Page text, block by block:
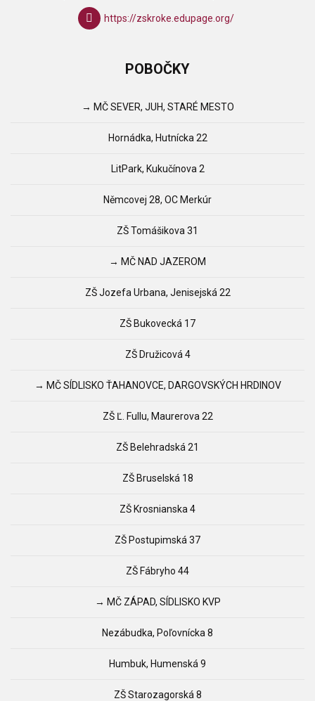
https://zskroke.edupage.org/
POBOČKY
→ MČ SEVER, JUH, STARÉ MESTO
Hornádka, Hutnícka 22
LitPark, Kukučínova 2
Němcovej 28, OC Merkúr
ZŠ Tomášikova 31
→ MČ NAD JAZEROM
ZŠ Jozefa Urbana, Jenisejská 22
ZŠ Bukovecká 17
ZŠ Družicová 4
→ MČ SÍDLISKO ŤAHANOVCE, DARGOVSKÝCH HRDINOV
ZŠ Ľ. Fullu, Maurerova 22
ZŠ Belehradská 21
ZŠ Bruselská 18
ZŠ Krosnianska 4
ZŠ Postupimská 37
ZŠ Fábryho 44
→ MČ ZÁPAD, SÍDLISKO KVP
Nezábudka, Poľovnícka 8
Humbuk, Humenská 9
ZŠ Starozagorská 8